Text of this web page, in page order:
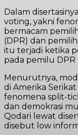
Dalam
voting, yakni
bermacam
(DPR) dan
itu terjadi ketika
pada pemilu
Menurutnya,
di Amerika
fenomena split-
dan demokrasi
Qodari lewat
disebut low